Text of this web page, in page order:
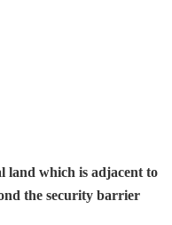
land which is adjacent to
the security barrier